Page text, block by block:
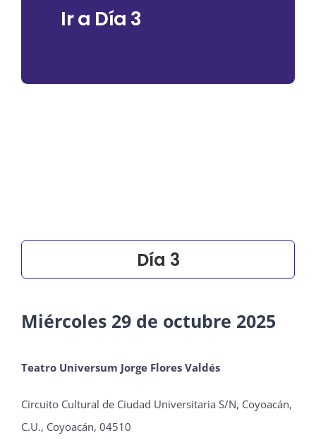
Ir a Día 3
Día 3
Miércoles 29 de octubre 2025
Teatro Universum Jorge Flores Valdés
Circuito Cultural de Ciudad Universitaria S/N, Coyoacán,
C.U., Coyoacán, 04510